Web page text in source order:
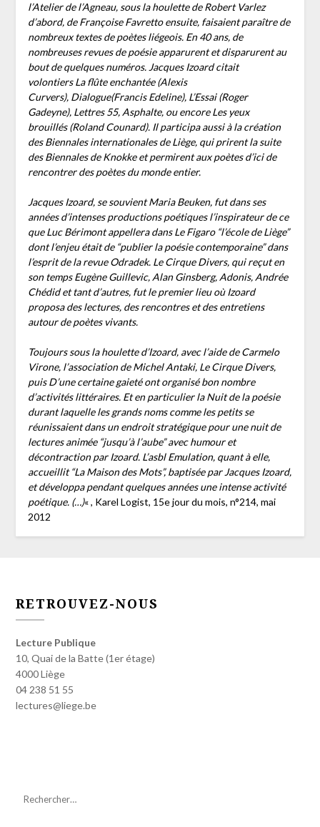
l’Atelier de l’Agneau, sous la houlette de Robert Varlez
d’abord, de Françoise Favretto ensuite, faisaient paraître de
nombreux textes de poètes liégeois. En 40 ans, de
nombreuses revues de poésie apparurent et disparurent au
bout de quelques numéros. Jacques Izoard citait
volontiers La flûte enchantée (Alexis
Curvers), Dialogue(Francis Edeline), L’Essai (Roger
Gadeyne), Lettres 55, Asphalte, ou encore Les yeux
brouillés (Roland Counard). Il participa aussi à la création
des Biennales internationales de Liège, qui prirent la suite
des Biennales de Knokke et permirent aux poètes d’ici de
rencontrer des poètes du monde entier.
Jacques Izoard, se souvient Maria Beuken, fut dans ses
années d’intenses productions poétiques l’inspirateur de ce
que Luc Bérimont appellera dans Le Figaro “l’école de Liège”
dont l’enjeu était de “publier la poésie contemporaine” dans
l’esprit de la revue Odradek. Le Cirque Divers, qui reçut en
son temps Eugène Guillevic, Alan Ginsberg, Adonis, Andrée
Chédid et tant d’autres, fut le premier lieu où Izoard
proposa des lectures, des rencontres et des entretiens
autour de poètes vivants.
Toujours sous la houlette d’Izoard, avec l’aide de Carmelo
Virone, l’association de Michel Antaki, Le Cirque Divers,
puis D’une certaine gaieté ont organisé bon nombre
d’activités littéraires. Et en particulier la Nuit de la poésie
durant laquelle les grands noms comme les petits se
réunissaient dans un endroit stratégique pour une nuit de
lectures animée “jusqu’à l’aube” avec humour et
décontraction par Izoard. L’asbl Emulation, quant à elle,
accueillit “La Maison des Mots”, baptisée par Jacques Izoard,
et développa pendant quelques années une intense activité
poétique. (…)« , Karel Logist, 15e jour du mois, n°214, mai
2012
RETROUVEZ-NOUS
Lecture Publique
10, Quai de la Batte (1er étage)
4000 Liège
04 238 51 55
lectures@liege.be